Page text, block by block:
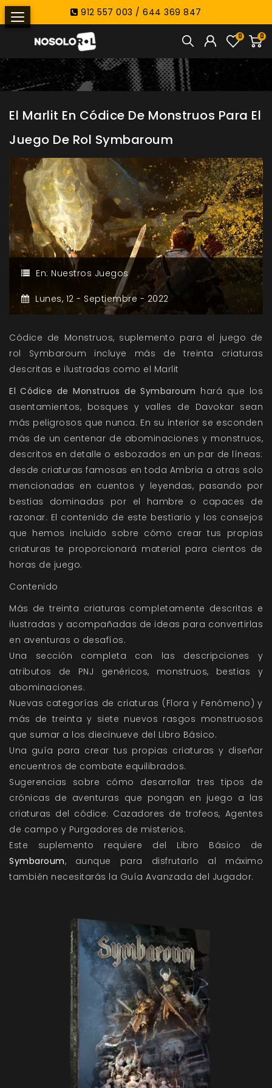
912 557 003 / 644 369 847
0
0
El Marlit En Códice De Monstruos Para El
Juego De Rol Symbaroum
En: Nuestros Juegos
Lunes, 12 - Septiembre -2022
Códice de Monstruos, suplemento para el juego de
rol Symbaroum incluye más de treinta criaturas
descritas e ilustradas como el Marlit
El Códice de Monstruos de Symbaroum hará que los
asentamientos, bosques y valles de Davokar sean
más peligrosos que nunca. En su interior se esconden
más de un centenar de abominaciones y monstruos,
descritos en detalle o esbozados en un par de líneas:
desde criaturas famosas en toda Ambria a otras solo
mencionadas en cuentos y leyendas, pasando por
bestias dominadas por el hambre o capaces de
razonar. El contenido de este bestiario y los consejos
que hemos incluido sobre cómo crear tus propias
criaturas te proporcionará material para cientos de
horas de juego.
Contenido
Más de treinta criaturas completamente descritas e
ilustradas y acompañadas de ideas para convertirlas
en aventuras o desafíos.
Una sección completa con las descripciones y
atributos de PNJ genéricos, monstruos, bestias y
abominaciones.
Nuevas categorías de criaturas (Flora y Fenómeno) y
más de treinta y siete nuevos rasgos monstruosos
que sumar a los diecinueve del Libro Básico.
Una guía para crear tus propias criaturas y diseñar
encuentros de combate equilibrados.
Sugerencias sobre cómo desarrollar tres tipos de
crónicas de aventuras que pongan en juego a las
criaturas del códice: Cazadores de trofeos, Agentes
de campo y Purgadores de misterios.
Este suplemento requiere del Libro Básico de
Symbaroum, aunque para disfrutarlo al máximo
también necesitarás la Guía Avanzada del Jugador.